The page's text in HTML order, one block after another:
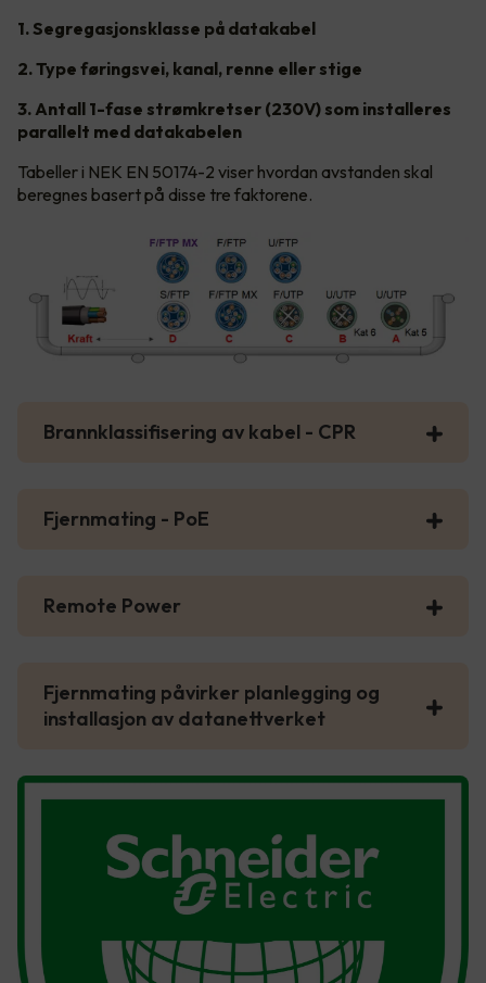
1. Segregasjonsklasse på datakabel
2. Type føringsvei, kanal, renne eller stige
3. Antall 1-fase strømkretser (230V) som installeres
parallelt med datakabelen
Tabeller i NEK EN 50174-2 viser hvordan avstanden skal
beregnes basert på disse tre faktorene.
Brannklassifisering av kabel - CPR
Fjernmating - PoE
Remote Power
Fjernmating påvirker planlegging og
installasjon av datanettverket